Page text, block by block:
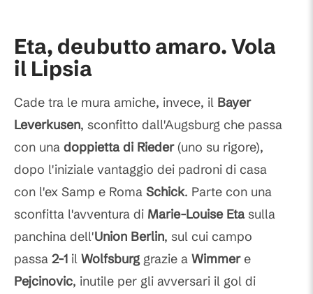
Eta, deubutto amaro. Vola
il Lipsia
Cade tra le mura amiche, invece, il Bayer
Leverkusen, sconfitto dall'Augsburg che passa
con una doppietta di Rieder(uno su rigore),
dopo l'iniziale vantaggio dei padroni di casa
con l'ex Samp e Roma Schick. Parte con una
sconfitta l'avventura di Marie-Louise Eta sulla
panchina dell'Union Berlin, sul cui campo
passa 2-1 il Wolfsburg grazie a Wimmere
Pejcinovic, inutile per gli avversari il gol di